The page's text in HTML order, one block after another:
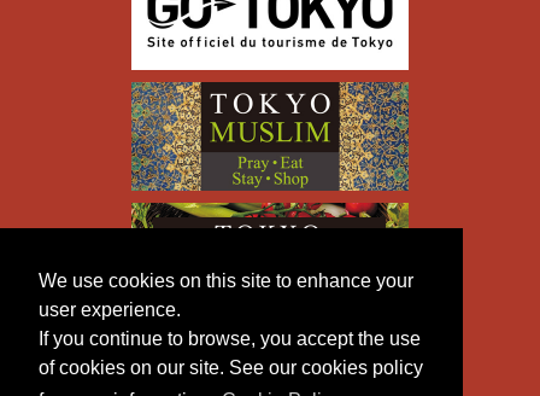
We use cookies on this site to enhance your
user experience.
If you continue to browse, you accept the use
of cookies on our site. See our cookies policy